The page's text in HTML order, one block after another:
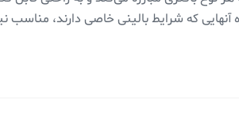
آنهایی که شرایط بالینی خاصی دارند، مناسب